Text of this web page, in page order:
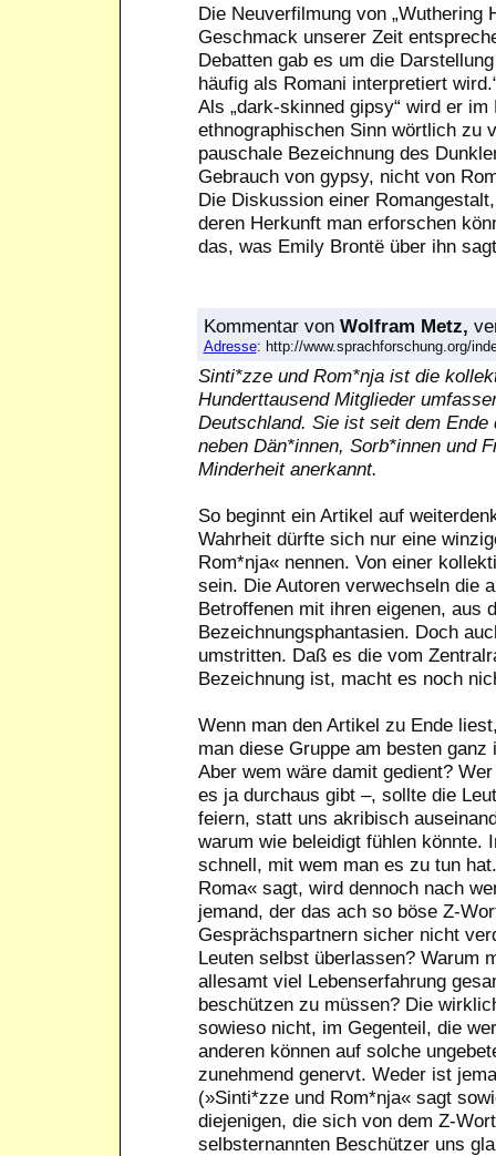
Die Neuverfilmung von
Geschmack unserer Zeit
Debatten gab es um die
häufig als Romani interpretiert
Als „dark-skinned gipsy“ wird er
ethnographischen Sinn wörtlich zu
pauschale Bezeichnung des
Gebrauch von gypsy, nicht von
Die Diskussion einer
deren Herkunft man erforschen
das, was Emily Brontë über ihn
Kommentarvon Wolfram Metz,
Adresse: http://www.sprachforschung.org/
Sinti*zze und Rom*nja ist die
Hunderttausend Mitglieder
Deutschland. Sie ist seit dem
neben Dän*innen, Sorb*innen und
Minderheit anerkannt.
So beginnt ein Artikel auf
Wahrheit dürfte sich nur eine
Rom*nja« nennen. Von einer
sein. Die Autoren verwechseln die
Betroffenen mit ihren eigenen, aus
Bezeichnungsphantasien. Doch
umstritten. Daß es die vom
Bezeichnung ist, macht es noch
Wenn man den Artikel zu Ende
man diese Gruppe am besten
Aber wem wäre damit gedient?
es ja durchaus gibt –, sollte die
feiern, statt uns akribisch
warum wie beleidigt fühlen könnte.
schnell, mit wem man es zu tun
Roma« sagt, wird dennoch nach
jemand, der das ach so böse Z-
Gesprächspartnern sicher nicht
Leuten selbst überlassen? Warum
allesamt viel Lebenserfahrung
beschützen zu müssen? Die
sowieso nicht, im Gegenteil, die
anderen können auf solche
zunehmend genervt. Weder ist
(»Sinti*zze und Rom*nja« sagt
diejenigen, die sich von dem Z-
selbsternannten Beschützer uns